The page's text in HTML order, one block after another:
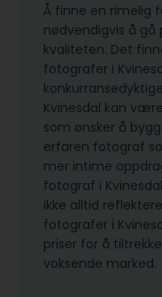
Å finne en rimelig
nødvendigvis å
kvaliteten. Det
fotografer i
Kvinesdal kan
som ønsker å
erfaren fotograf
mer intime
fotograf i
ikke alltid
fotografer i
priser for å
voksende marked.